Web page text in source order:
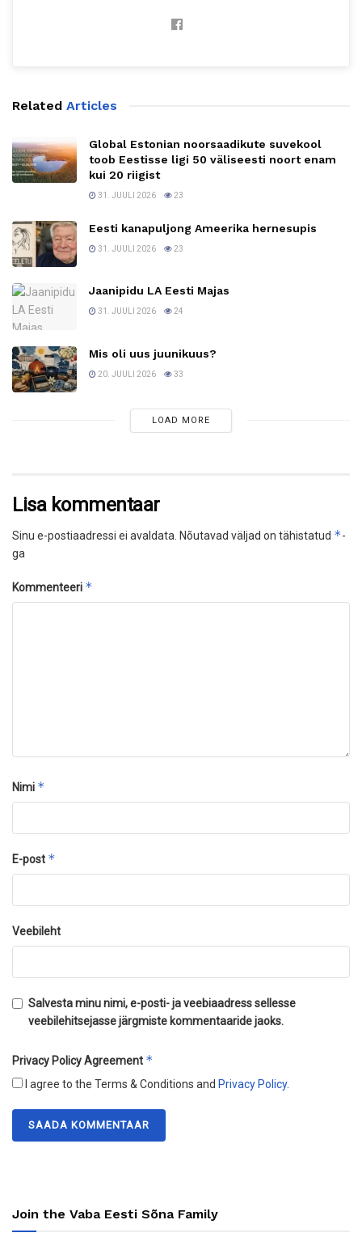
Related Articles
Global Estonian noorsaadikute suvekool
toob Eestisse ligi 50 väliseesti noort enam
kui 20 riigist
31. JUULI 2026 23
Eesti kanapuljong Ameerika hernesupis
31. JUULI 2026 23
Jaanipidu LA Eesti Majas
31. JUULI 2026 24
Mis oli uus juunikuus?
20. JUULI 2026 33
LOAD MORE
Lisa kommentaar
Sinu e-postiaadressi ei avaldata. Nõutavad väljad on tähistatud *-
ga
Kommenteeri *
Nimi *
E-post *
Veebileht
Salvesta minu nimi, e-posti- ja veebiaadress sellesse
veebilehitsejasse järgmiste kommentaaride jaoks.
Privacy Policy Agreement *
I agree to the Terms & Conditions and Privacy Policy.
Join the Vaba Eesti Sõna Family